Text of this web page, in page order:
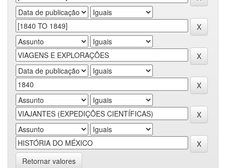
Retornar valores